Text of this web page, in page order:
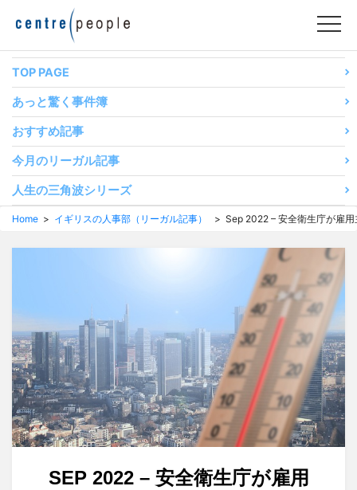
テ
TOP PAGE
あっと驚く事件簿
おすすめ記事
今月のリーガル記事
人生の三角波シリーズ
Home > イギリスの人事部（リーガル記事） > Sep 2022 – 安全衛生庁が雇用
SEP 2022 – 安全衛生庁が雇用